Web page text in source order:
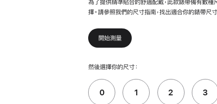
為了提供精準貼合的舒適配戴，此款錶帶備有數種
擇。請參照我們的尺寸指南，找出適合你的錶帶尺寸
開始測量
然後選擇你的尺寸：
0 1 2 3